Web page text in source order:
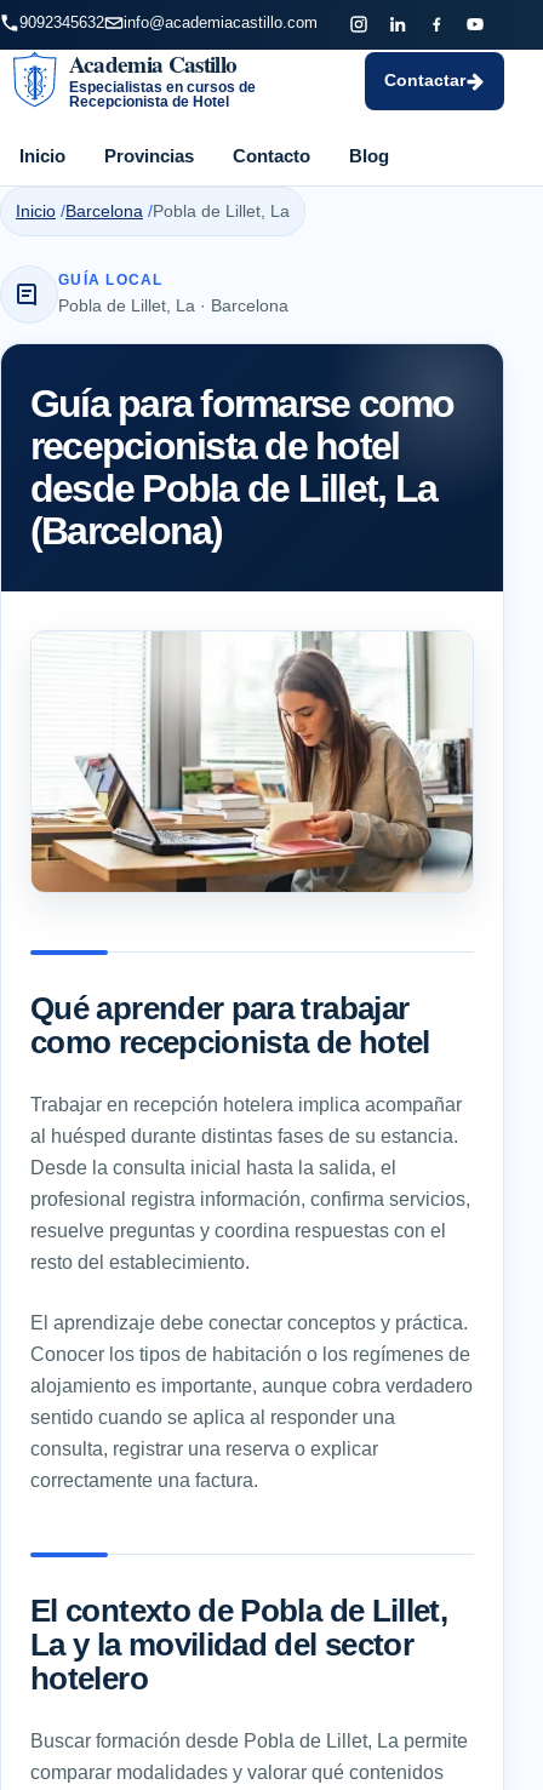
9092345632 info@academiacastillo.com
Academia Castillo
Especialistas en cursos de
Recepcionista de Hotel
Inicio Provincias Contacto Blog
Contactar
Inicio Barcelona Pobla de Lillet, La
GUÍA LOCAL
Pobla de Lillet, La · Barcelona
Guía para formarse como
recepcionista de hotel
desde Pobla de Lillet, La
(Barcelona)
Qué aprender para trabajar
como recepcionista de hotel
Trabajar en recepción hotelera implica acompañar
al huésped durante distintas fases de su estancia.
Desde la consulta inicial hasta la salida, el
profesional registra información, confirma servicios,
resuelve preguntas y coordina respuestas con el
resto del establecimiento.
El aprendizaje debe conectar conceptos y práctica.
Conocer los tipos de habitación o los regímenes de
alojamiento es importante, aunque cobra verdadero
sentido cuando se aplica al responder una
consulta, registrar una reserva o explicar
correctamente una factura.
El contexto de Pobla de Lillet,
La y la movilidad del sector
hotelero
Buscar formación desde Pobla de Lillet, La permite
comparar modalidades y valorar qué contenidos